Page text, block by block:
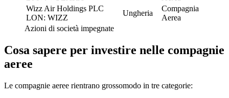
Wizz Air Holdings PLC
LON: WIZZ
Ungheria
Compagnia
Aerea
Azioni di società impegnate
Cosa sapere per investire nelle compagnie
aeree
Le compagnie aeree rientrano grossomodo in tre categorie: